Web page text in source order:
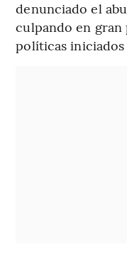
denunciado el
culpando en gran
políticas